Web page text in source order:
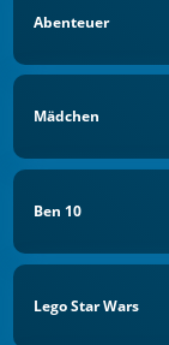
Abenteuer
Mädchen
Ben 10
Lego Star Wars